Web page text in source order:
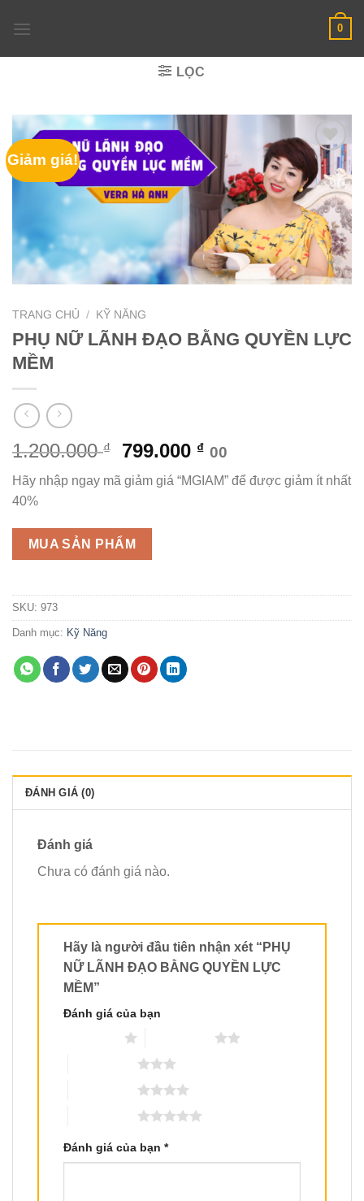
0
LỌC
Giảm giá!
TRANG CHỦ / KỸ NĂNG
PHỤ NỮ LÃNH ĐẠO BẰNG QUYỀN LỰC
MỀM
1.200.000₫
Giá
gốc
là:
799.000 ₫Giá
hiện
tại
00
Hãy nhập ngay mã giảm giá “MGIAM” để được giảm ít nhất
40%
MUA SẢN PHẨM
SKU: 973
Danh mục: Kỹ Năng
ĐÁNH GIÁ (0)
Đánh giá
Chưa có đánh giá nào.
Hãy là người đầu tiên nhận xét “PHỤ
NỮ LÃNH ĐẠO BẰNG QUYỀN LỰC
MỀM”
Đánh giá của bạn
Đánh giá của bạn *